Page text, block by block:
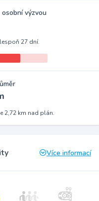
výzvou
27 dní.
2,72 km nad plán.
Více informací